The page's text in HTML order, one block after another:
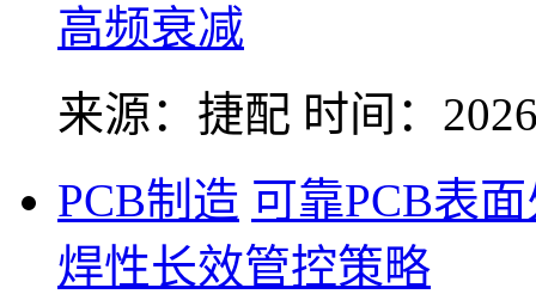
高频衰减
来源：捷配 时间：
PCB制造 可靠PCB表
焊性长效管控策略